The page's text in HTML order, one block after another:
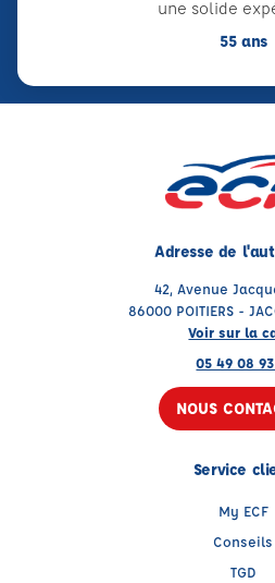
une solide
55 ans
Adresse de
42, Avenue
86000 POITIERS -
Voir sur la
05 49 08 93
NOUS
Service
My ECF
Conseils
TGD